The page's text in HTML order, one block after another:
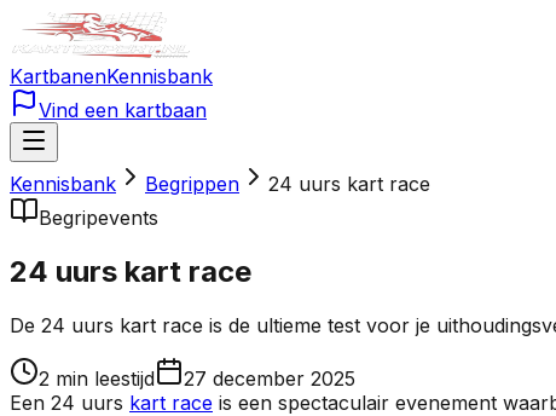
KartbanenKennisbank
Vind een kartbaan
Kennisbank Begrippen
24 uurs kart race
Begripevents
24 uurs kart race
De 24 uurs kart race is de ultieme test voor je
2 min leestijd
27 december 2025
Een 24 uurs kart race is een spectaculair evenement